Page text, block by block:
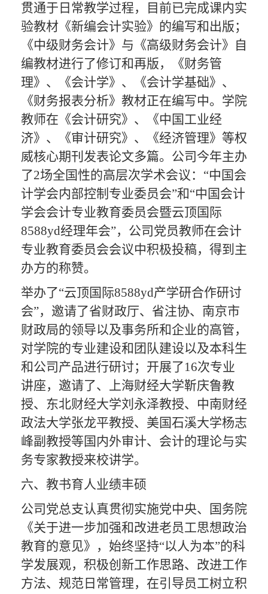
贯通于日常教学过程，目前已完成课内实
验教材《新编会计实验》的编写和出版；
《中级财务会计》与《高级财务会计》自
编教材进行了修订和再版，《财务管
理》、《会计学》、《会计学基础》、
《财务报表分析》教材正在编写中。学院
教师在《会计研究》、《中国工业经
济》、《审计研究》、《经济管理》等权
威核心期刊发表论文多篇。 公司今年主办
了2场全国性的高层次学术会议：“中国会
计学会内部控制专业委员会”和“中国会计
学会会计专业教育委员会暨云顶国际
8588yd经理年会”，公司党员教师在会计
专业教育委员会会议中积极投稿，得到主
办方的称赞。
举办了“云顶国际8588yd产学研合作研讨
会”，邀请了省财政厅、省注协、南京市
财政局的领导以及事务所和企业的高管，
对学院的专业建设和团队建设以及本科生
和公司产品进行研讨；开展了16次专业
讲座，邀请了、上海财经大学靳庆鲁教
授、东北财经大学刘永泽教授、中南财经
政法大学张龙平教授、美国石溪大学杨志
峰副教授等国内外审计、会计的理论与实
务专家教授来校讲学。
六、教书育人业绩丰硕
公司党总支认真贯彻实施党中央、国务院
《关于进一步加强和改进老员工思想政治
教育的意见》， 始终坚持“以人为本”的科
学发展观，积极创新工作思路、改进工作
方法、规范日常管理，在引导员工树立积